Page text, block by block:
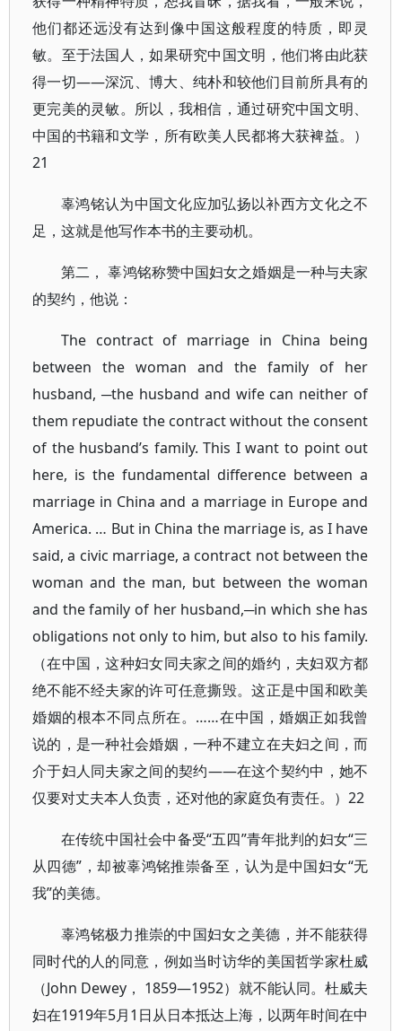
他们都还远没有达到像中国这般程度的特质，即灵
敏。至于法国人，如果研究中国文明，他们将由此获
得一切——深沉、博大、纯朴和较他们目前所具有的
更完美的灵敏。所以，我相信，通过研究中国文明、
中国的书籍和文学，所有欧美人民都将大获裨益。）
21
辜鸿铭认为中国文化应加弘扬以补西方文化之不
足，这就是他写作本书的主要动机。
第二， 辜鸿铭称赞中国妇女之婚姻是一种与夫家
的契约，他说：
The contract of marriage in China being
between the woman and the family of her
husband, ─the husband and wife can neither of
them repudiate the contract without the consent
of the husband’s family. This I want to point out
here, is the fundamental difference between a
marriage in China and a marriage in Europe and
America. … But in China the marriage is, as I have
said, a civic marriage, a contract not between the
woman and the man, but between the woman
and the family of her husband,─in which she has
obligations not only to him, but also to his family.
（在中国，这种妇女同夫家之间的婚约，夫妇双方都
绝不能不经夫家的许可任意撕毁。这正是中国和欧美
婚姻的根本不同点所在。……在中国，婚姻正如我曾
说的，是一种社会婚姻，一种不建立在夫妇之间，而
介于妇人同夫家之间的契约——在这个契约中，她不
仅要对丈夫本人负责，还对他的家庭负有责任。）22
在传统中国社会中备受“五四”青年批判的妇女“三
从四德”，却被辜鸿铭推崇备至，认为是中国妇女“无
我”的美德。
辜鸿铭极力推崇的中国妇女之美德，并不能获得
同时代的人的同意，例如当时访华的美国哲学家杜威
（John Dewey， 1859—1952）就不能认同。杜威夫
妇在1919年5月1日从日本抵达上海，以两年时间在中